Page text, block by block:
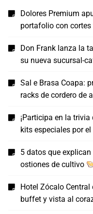
Dolores Premium
portafolio con
Don Frank lanza la
su nueva sucursal-
Sal e Brasa Coapa:
racks de cordero de
¡Participa en la
kits especiales por
5 datos que
ostiones de cultivo
Hotel Zócalo
buffet y vista al